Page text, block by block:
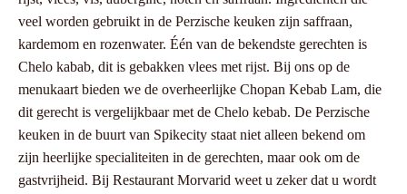
veel worden gebruikt in de Perzische keuken zijn saffraan,
kardemom en rozenwater. Één van de bekendste gerechten is
Chelo kabab, dit is gebakken vlees met rijst. Bij ons op de
menukaart bieden we de overheerlijke Chopan Kebab Lam, die
dit gerecht is vergelijkbaar met de Chelo kebab. De Perzische
keuken in de buurt van Spikecity staat niet alleen bekend om
zijn heerlijke specialiteiten in de gerechten, maar ook om de
gastvrijheid. Bij Restaurant Morvarid weet u zeker dat u wordt